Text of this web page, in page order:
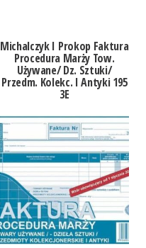
Michalczyk I Prokop Faktura
Procedura Marży Tow.
Używane/ Dz. Sztuki/
Przedm. Kolekc. I Antyki 195
3E